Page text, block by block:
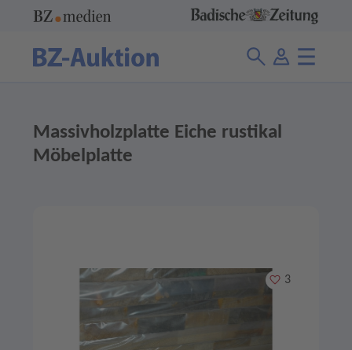
Massivholzplatte Eiche rustikal
Möbelplatte
Merken
3